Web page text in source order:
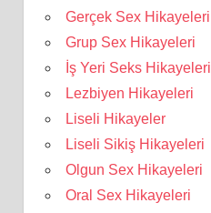
Gerçek Sex Hikayeleri
Grup Sex Hikayeleri
İş Yeri Seks Hikayeleri
Lezbiyen Hikayeleri
Liseli Hikayeler
Liseli Sikiş Hikayeleri
Olgun Sex Hikayeleri
Oral Sex Hikayeleri